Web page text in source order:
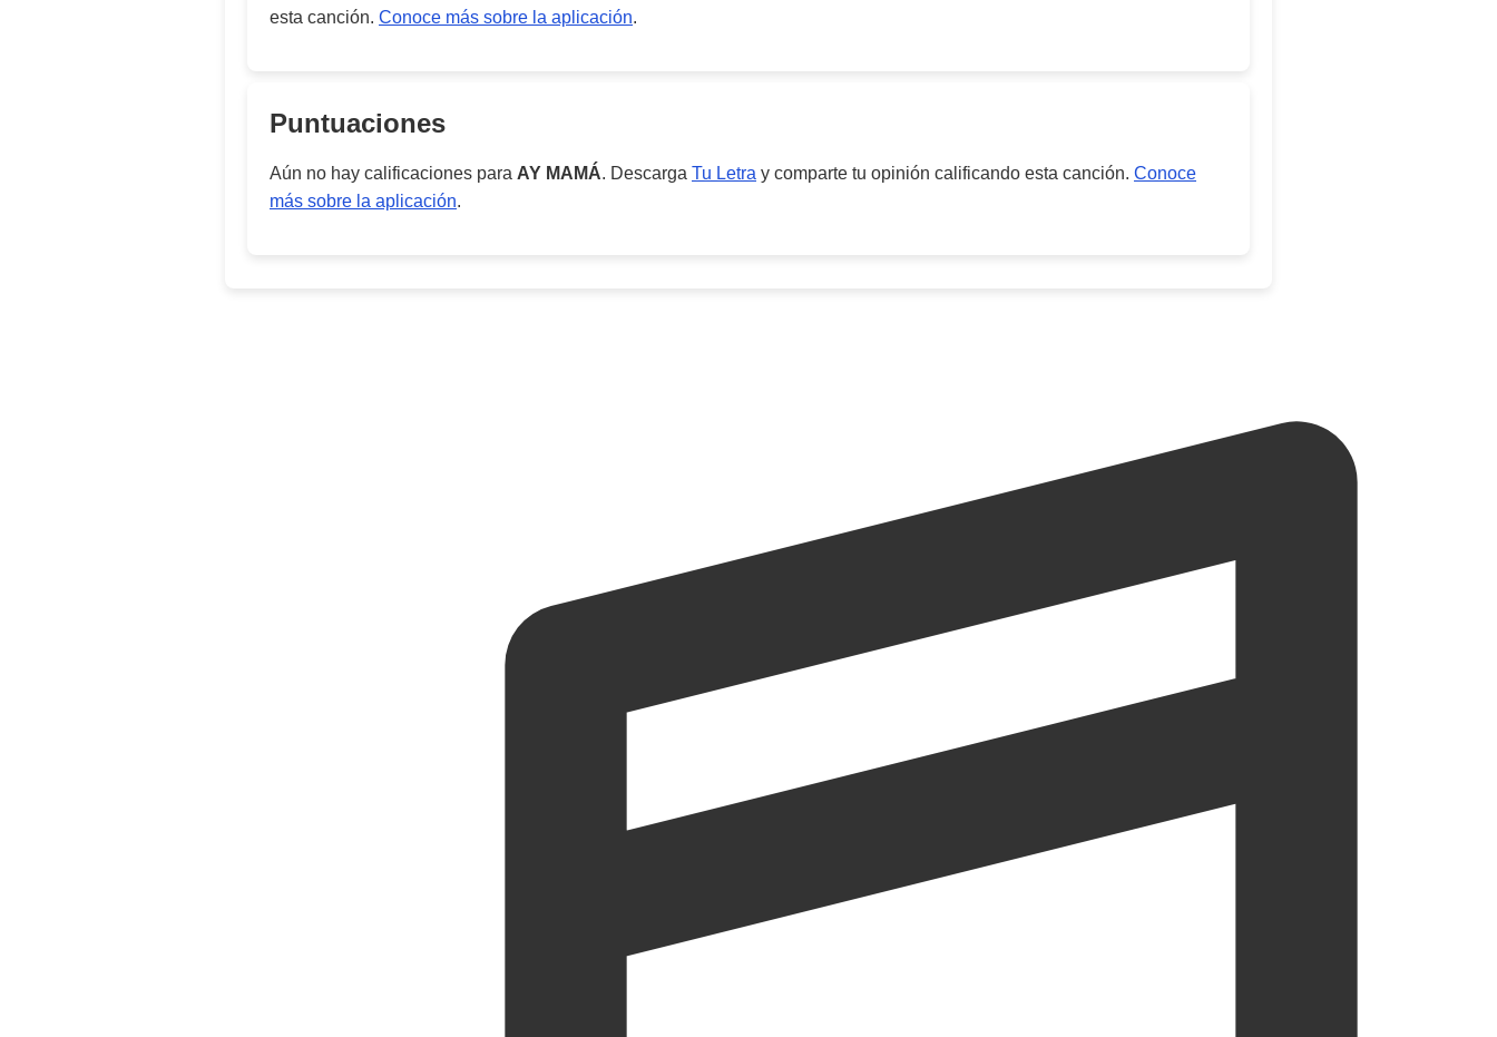
esta canción. Conoce más sobre la aplicación.
Puntuaciones
Aún no hay calificaciones para AY MAMÁ. Descarga Tu Letra y comparte tu opinión calificando esta canción. Conoce
más sobre la aplicación.